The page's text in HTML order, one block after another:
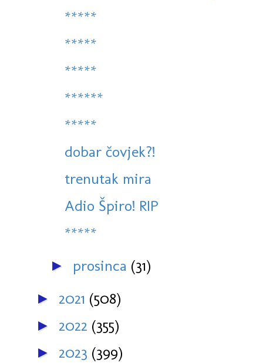
*****
*****
*****
******
*****
dobar čovjek?!
trenutak mira
Adio Špiro! RIP
*****
► prosinca (31)
► 2021 (508)
► 2022 (355)
► 2023 (399)